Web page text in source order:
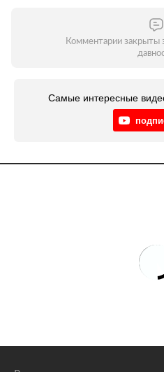
Комментарии закрыты
Самые интересные